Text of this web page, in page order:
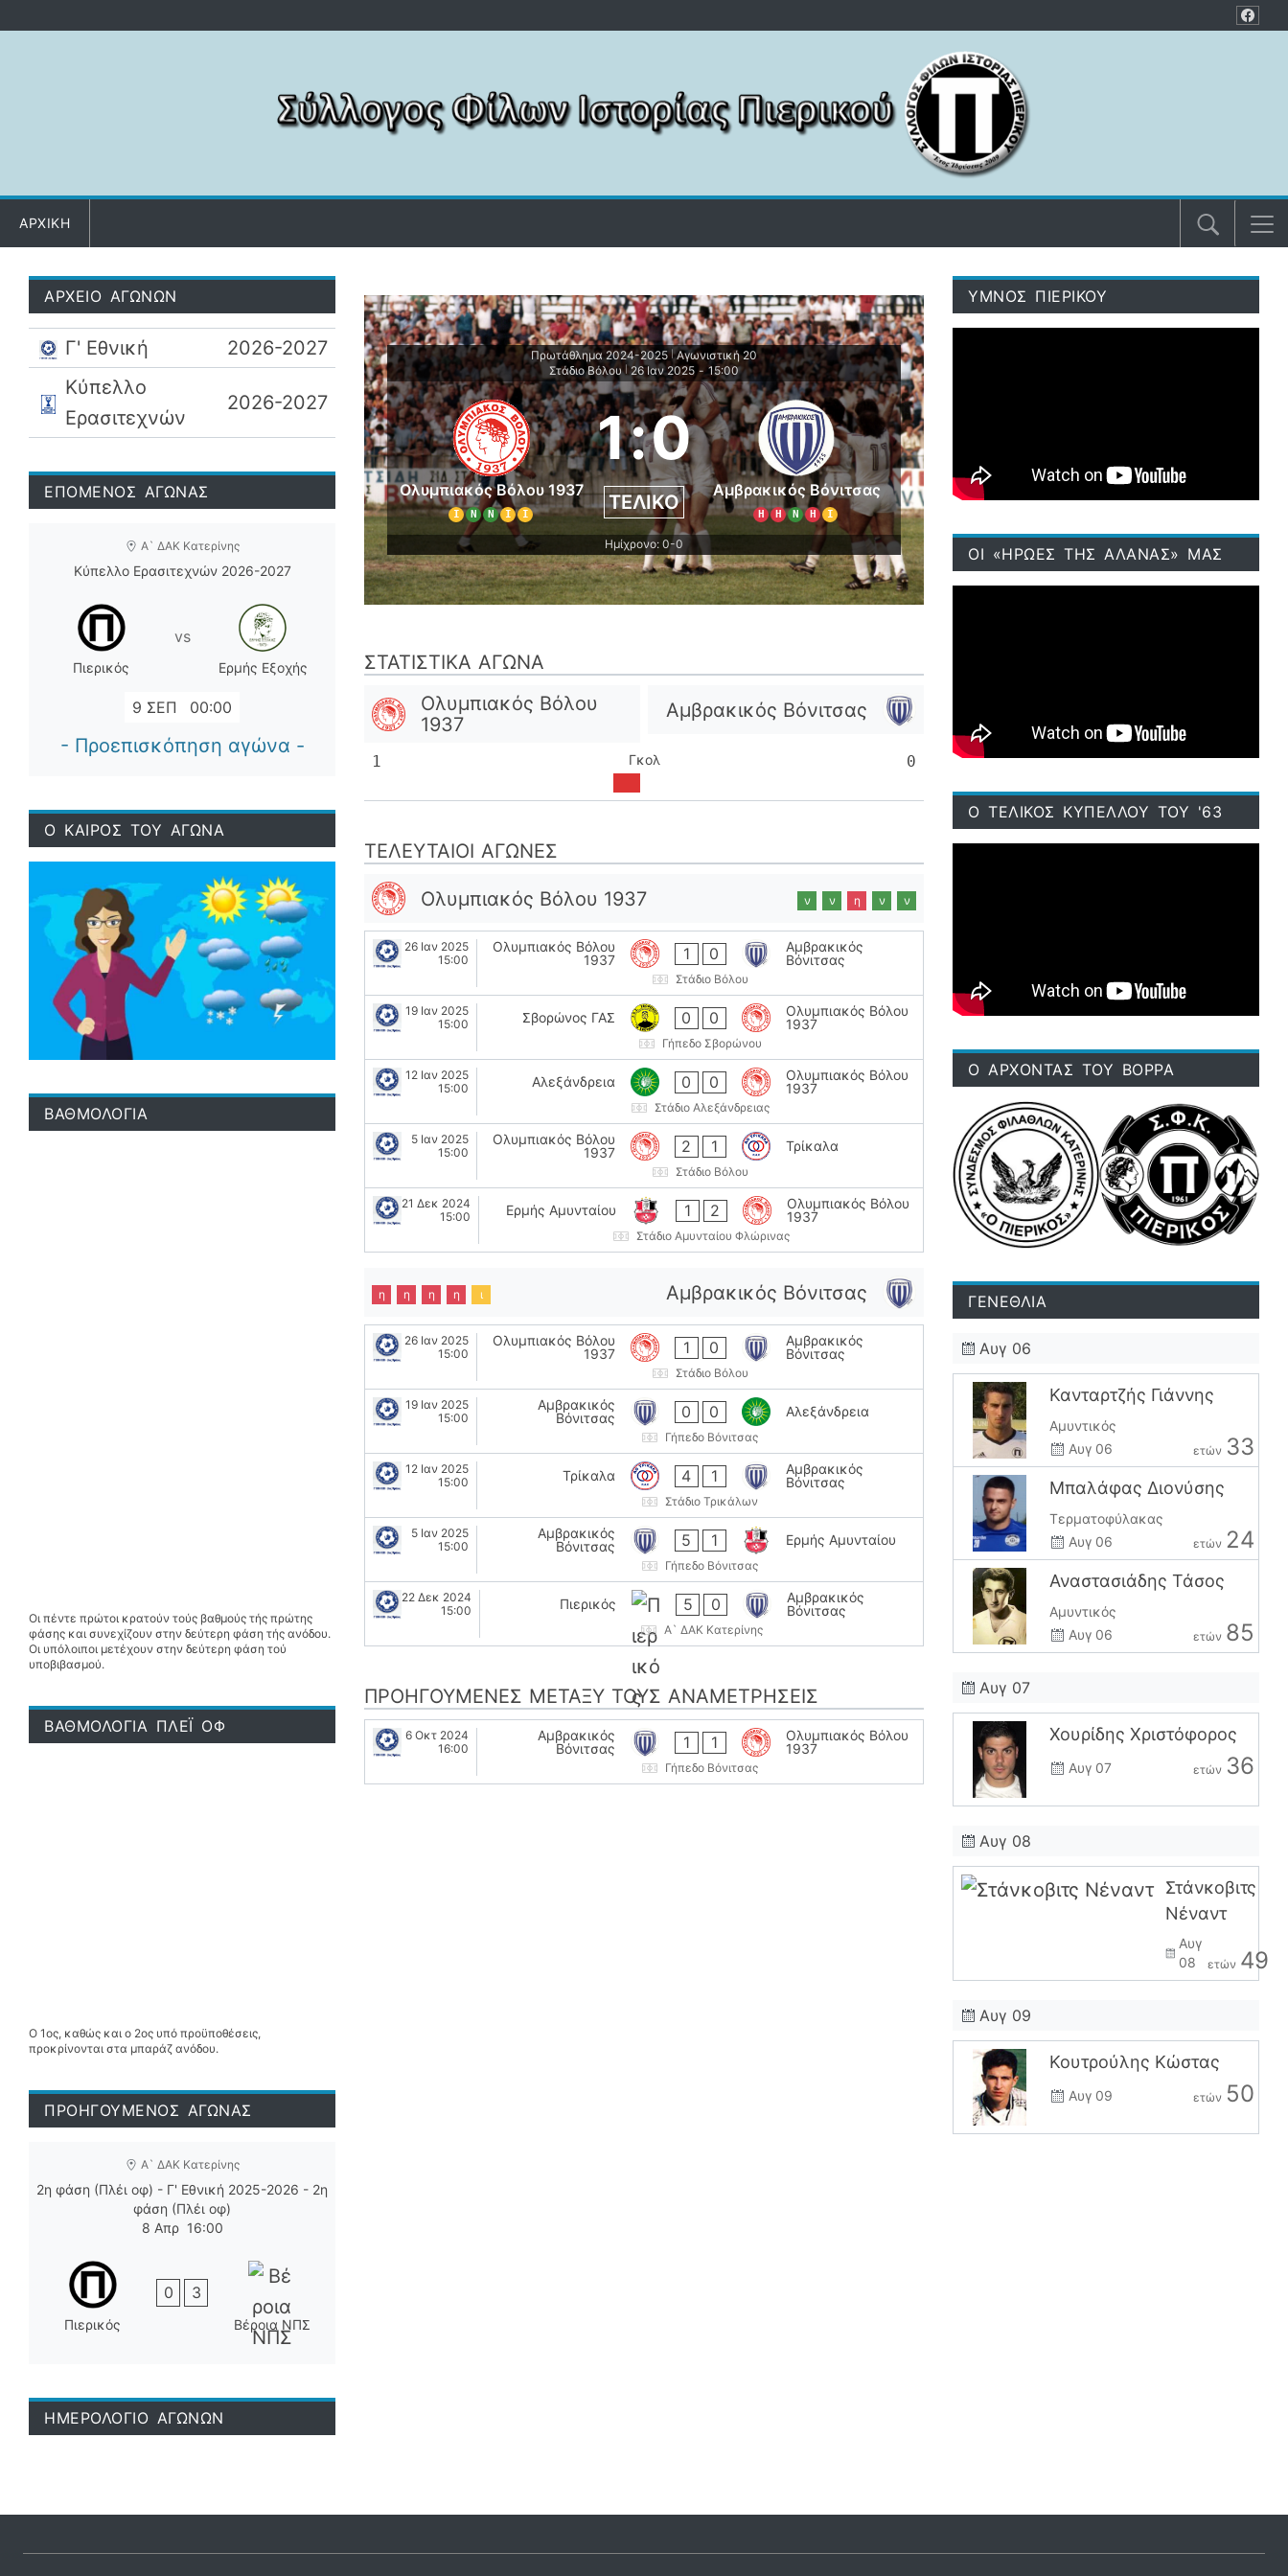
ΑΡΧΙΚΗ
Πρωτάθλημα 2024-2025 | Αγωνιστική 20
Στάδιο Βόλου 26 Ιαν 2025 - 15:00
Ολυμπιακός Βόλου 1937
Ι Ν Ν Ι Ι
1:0
ΤΕΛΙΚΌ
Αμβρακικός Βόνιτσας
Η Η Ν Η Ι
Ημίχρονο: 0-0
ΣΤΑΤΙΣΤΙΚΆ ΑΓΏΝΑ
Ολυμπιακός Βόλου
1937
Αμβρακικός Βόνιτσας
1 Γκολ 0
ΤΕΛΕΥΤΑΊΟΙ ΑΓΏΝΕΣ
Ολυμπιακός Βόλου 1937 ν ν η ν ν
26 Ιαν 2025
15:00
Ολυμπιακός Βόλου
1937
1 0
Αμβρακικός
Βόνιτσας
Στάδιο Βόλου
19 Ιαν 2025
15:00
Σβορώνος ΓΑΣ 0 0
Ολυμπιακός Βόλου
1937
Γήπεδο Σβορώνου
12 Ιαν 2025
15:00
Αλεξάνδρεια 0 0
Ολυμπιακός Βόλου
1937
Στάδιο Αλεξάνδρειας
5 Ιαν 2025
15:00
Ολυμπιακός Βόλου
1937
2 1 Τρίκαλα
Στάδιο Βόλου
21 Δεκ 2024
15:00
Ερμής Αμυνταίου 1 2
Ολυμπιακός Βόλου
1937
Στάδιο Αμυνταίου Φλώρινας
Αμβρακικός Βόνιτσας
η η η η ι
26 Ιαν 2025
15:00
Ολυμπιακός Βόλου
1937
1 0
Αμβρακικός
Βόνιτσας
Στάδιο Βόλου
19 Ιαν 2025
15:00
Αμβρακικός
Βόνιτσας
0 0 Αλεξάνδρεια
Γήπεδο Βόνιτσας
12 Ιαν 2025
15:00
Τρίκαλα 4 1
Αμβρακικός
Βόνιτσας
Στάδιο Τρικάλων
5 Ιαν 2025
15:00
Αμβρακικός
Βόνιτσας
5 1 Ερμής Αμυνταίου
Γήπεδο Βόνιτσας
22 Δεκ 2024
15:00
Πιερικός 5 0
Αμβρακικός
Βόνιτσας
Α` ΔΑΚ Κατερίνης
ΠΡΟΗΓΟΎΜΕΝΕΣ ΜΕΤΑΞΎ ΤΟΥΣ ΑΝΑΜΕΤΡΉΣΕΙΣ
6 Οκτ 2024
16:00
Αμβρακικός
Βόνιτσας
1 1
Ολυμπιακός Βόλου
1937
Γήπεδο Βόνιτσας
ΑΡΧΕΙΟ ΑΓΩΝΩΝ
Γ' Εθνική
2026-2027
Κύπελλο
Ερασιτεχνών
2026-2027
ΕΠΟΜΕΝΟΣ ΑΓΩΝΑΣ
Α` ΔΑΚ Κατερίνης
Κύπελλο Ερασιτεχνών 2026-2027
Πιερικός
vs
Ερμής Εξοχής
9 ΣΕΠ 00:00
- Προεπισκόπηση αγώνα -
Ο ΚΑΙΡΟΣ ΤΟΥ ΑΓΩΝΑ
ΒΑΘΜΟΛΟΓΙΑ
Οι πέντε πρώτοι κρατούν τούς βαθμούς τής πρώτης
φάσης και συνεχίζουν στην δεύτερη φάση τής ανόδου.
Οι υπόλοιποι μετέχουν στην δεύτερη φάση τού
υποβιβασμού.
ΒΑΘΜΟΛΟΓΙΑ ΠΛΕΪ ΟΦ
Ο 1ος, καθώς και ο 2ος υπό προϋποθέσεις,
προκρίνονται στα μπαράζ ανόδου.
ΠΡΟΗΓΟΥΜΕΝΟΣ ΑΓΩΝΑΣ
Α` ΔΑΚ Κατερίνης
2η φάση (Πλέι οφ) - Γ' Εθνική 2025-2026 - 2η
φάση (Πλέι οφ)
8 Απρ 16:00
Πιερικός
0 3
Βέροια ΝΠΣ
ΗΜΕΡΟΛΟΓΙΟ ΑΓΩΝΩΝ
ΥΜΝΟΣ ΠΙΕΡΙΚΟΥ
ΟΙ «ΗΡΩΕΣ ΤΗΣ ΑΛΑΝΑΣ» ΜΑΣ
Ο ΤΕΛΙΚΟΣ ΚΥΠΕΛΛΟΥ ΤΟΥ '63
Ο ΑΡΧΟΝΤΑΣ ΤΟΥ ΒΟΡΡΑ
ΓΕΝΕΘΛΙΑ
Αυγ 06
Κανταρτζής Γιάννης
Αμυντικός
Αυγ 06
ετών 33
Μπαλάφας Διονύσης
Τερματοφύλακας
Αυγ 06
ετών 24
Αναστασιάδης Τάσος
Αμυντικός
Αυγ 06
ετών 85
Αυγ 07
Χουρίδης Χριστόφορος
Αυγ 07 ετών 36
Αυγ 08
Στάνκοβιτς
Νέναντ
Αυγ
08
ετών 49
Αυγ 09
Κουτρούλης Κώστας
Αυγ 09 ετών 50